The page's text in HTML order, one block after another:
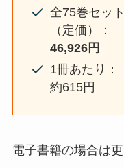
全75巻セット
（定価）：
46,926円
1冊あたり：
約615円
電子書籍の場合は